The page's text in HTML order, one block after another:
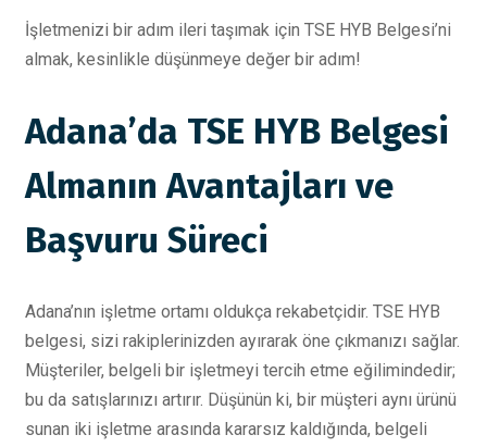
İşletmenizi bir adım ileri taşımak için TSE HYB Belgesi’ni
almak, kesinlikle düşünmeye değer bir adım!
Adana’da TSE HYB Belgesi
Almanın Avantajları ve
Başvuru Süreci
Adana’nın işletme ortamı oldukça rekabetçidir. TSE HYB
belgesi, sizi rakiplerinizden ayırarak öne çıkmanızı sağlar.
Müşteriler, belgeli bir işletmeyi tercih etme eğilimindedir;
bu da satışlarınızı artırır. Düşünün ki, bir müşteri aynı ürünü
sunan iki işletme arasında kararsız kaldığında, belgeli